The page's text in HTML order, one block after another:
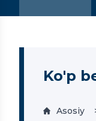
Ko'p
Asosiy